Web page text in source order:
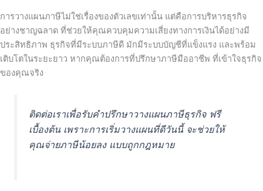
การวางแผนภาษีไม่ใช่เรื่องของตัวเลขเท่านั้น แต่คือการบริหารธุรกิจ
อย่างชาญฉลาด ที่ช่วยให้คุณควบคุมความเสี่ยงทางการเงินได้อย่างมี
ประสิทธิภาพ ธุรกิจที่มีระบบภาษีดี มักมีระบบบัญชีที่แข็งแรง และพร้อม
เติบโตในระยะยาว หากคุณต้องการที่ปรึกษาภาษีมืออาชีพ ที่เข้าใจธุรกิจ
ของคุณจริง
ติดต่อเราเพื่อรับคำปรึกษาวางแผนภาษีธุรกิจ ฟรี
เบื้องต้น เพราะการเริ่มวางแผนที่ดีวันนี้ จะช่วยให้
คุณจ่ายภาษีน้อยลง แบบถูกกฎหมาย